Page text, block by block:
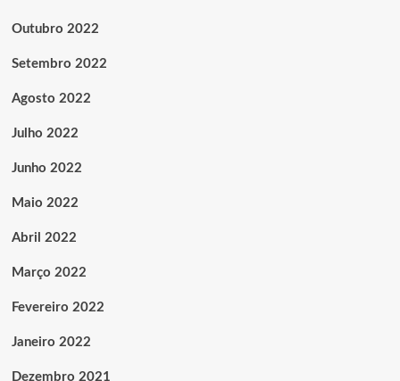
Outubro 2022
Setembro 2022
Agosto 2022
Julho 2022
Junho 2022
Maio 2022
Abril 2022
Março 2022
Fevereiro 2022
Janeiro 2022
Dezembro 2021